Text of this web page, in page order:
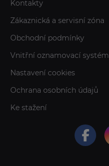
Kontakty
Zákaznická a servisní zóna
Obchodní podmínky
Vnitřní oznamovací systém
Nastavení cookies
Ochrana osobních údajů
Ke stažení